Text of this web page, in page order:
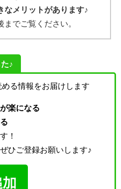
なメリットがあります♪
までご覧ください。
♪
める情報をお届けします
楽になる
！
ひご登録お願いします♪